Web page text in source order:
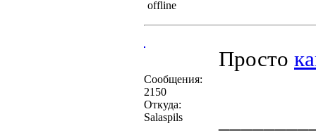
Сообщения:
2150
Откуда:
Salaspils
Просто